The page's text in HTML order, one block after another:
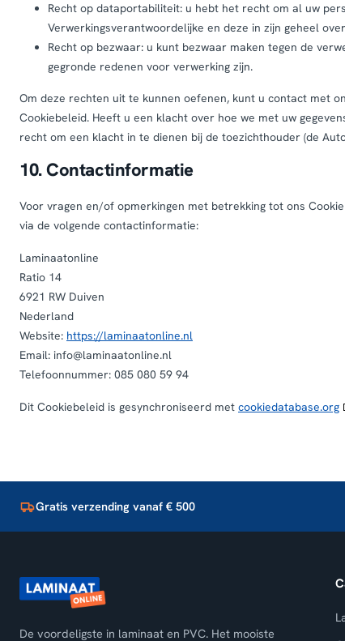
Recht op dataportabiliteit: u hebt het recht om al uw
Verwerkingsverantwoordelijke en deze in zijn geheel
Recht op bezwaar: u kunt bezwaar maken tegen de
gegronde redenen voor verwerking zijn.
Om deze rechten uit te kunnen oefenen, kunt u contact met
Cookiebeleid. Heeft u een klacht over hoe we met uw
recht om een klacht in te dienen bij de toezichthouder (de
10. Contactinformatie
Voor vragen en/of opmerkingen met betrekking tot ons
via de volgende contactinformatie:
Laminaatonline
Ratio 14
6921 RW Duiven
Nederland
Website: https://laminaatonline.nl
Email: info@laminaatonline.nl
Telefoonnummer: 085 080 59 94
Dit Cookiebeleid is gesynchroniseerd met cookiedatabase.org
Gratis verzending vanaf € 500
De voordeligste in laminaat en PVC. Het mooiste